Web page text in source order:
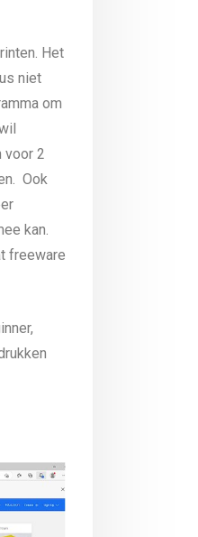
Het
niet
om
voor 2
Ook
kan.
freeware